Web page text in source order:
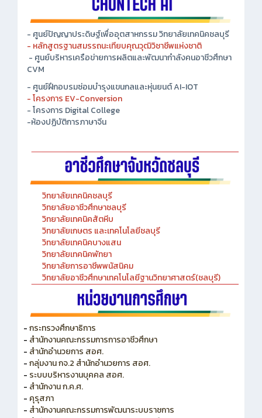
- ศูนย์ปัญญาประดิษฐ์เพื่ออุตสาหกรรม วิทยาลัยเทคนิคชลบุรี
- หลักสูตรฐานสมรรถนะเทียบคุณวุฒิวิชาชีพแห่งชาติ
- ศูนย์บริหารเครือข่ายการผลิตและพัฒนากำลังคนอาชีวศึกษา
CVM
- ศูนย์ฝึกอบรมซ่อมบำรุงแขนกลและหุ่นยนต์ AI-IOT
- โครงการ EV-Conversion
- โครงการ Digital College
-ห้องปฏิบัติการภาษาจีน
วิทยาลัยเทคนิคชลบุรี
วิทยาลัยอาชีวศึกษาชลบุรี
วิทยาลัยเทคนิคสัตหีบ
วิทยาลัยเกษตร และเทคโนโลยีชลบุรี
วิทยาลัยเทคนิคบางแสน
วิทยาลัยเทคนิคพัทยา
วิทยาลัยการอาชีพพนัสนิคม
วิทยาลัยอาชีวศึกษาเทคโนโลยีฐานวิทยาศาสตร์(ชลบุรี)
-กระทรวงศึกษาธิการ
- สำนักงานคณะกรรมการการอาชีวศึกษา
- สำนักอำนวยการ สอศ.
-กลุ่มงาน กจ.2 สำนักอำนวยการ สอศ.
- ระบบบริหารงานบุคคล สอศ.
- สำนักงาน ก.ค.ศ.
- คุรุสภา
- สำนักงานคณะกรรมการพัฒนาระบบราชการ